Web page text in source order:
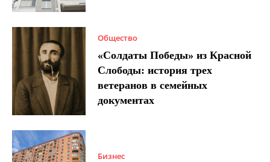
Общество
«Солдаты Победы» из Красной
Слободы: история трех
ветеранов в семейных
документах
Бизнес